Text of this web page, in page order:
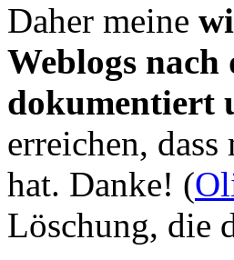
Daher meine
Weblogs
dokumentiert
erreichen,
hat. Danke! (
Löschung, die